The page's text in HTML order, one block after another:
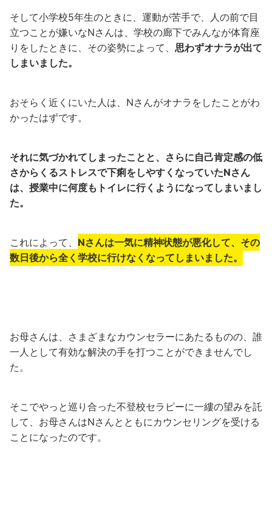
そして小学校5年生のときに、運動が苦手で、人の前で目
立つことが嫌いなNさんは、学校の廊下でみんなが体育座
りをしたときに、その姿勢によって、 思わずオナラが出て
しまいました。
おそらく近くにいた人は、Nさんがオナラをしたことがわ
かったはずです。
それに気づかれてしまったことと、さらに自己肯定感の低
さからくるストレスで下痢をしやすくなっていたNさん
は、授業中に何度もトイレに行くようになってしまいまし
た。
これによって、 Nさんは一気に精神状態が悪化して、その
数日後から全く学校に行けなくなってしまいました。
お母さんは、さまざまなカウンセラーにあたるものの、誰
一人として有効な解決の手を打つことができませんでし
た。
そこでやっと巡り合った不登校セラピーに一縷の望みを託
して、お母さんはNさんとともにカウンセリングを受ける
ことになったのです。